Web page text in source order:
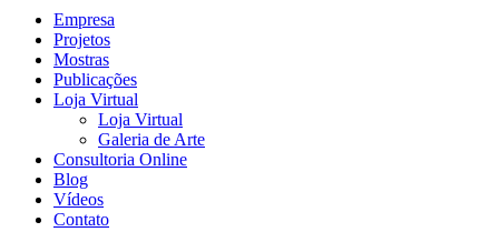
Empresa
Projetos
Mostras
Publicações
Loja Virtual
Loja Virtual
Galeria de Arte
Consultoria Online
Blog
Vídeos
Contato